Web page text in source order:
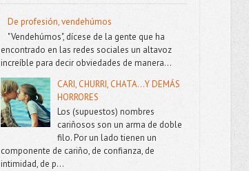
De profesión, vendehúmos
"Vendehúmos", dícese de la gente que ha
encontrado en las redes sociales un altavoz
increíble para decir obviedades de manera...
CARI, CHURRI, CHATA...Y DEMÁS
HORRORES
Los (supuestos) nombres
cariñosos son un arma de doble
filo. Por un lado tienen un
componente de cariño, de confianza, de
intimidad, de p...